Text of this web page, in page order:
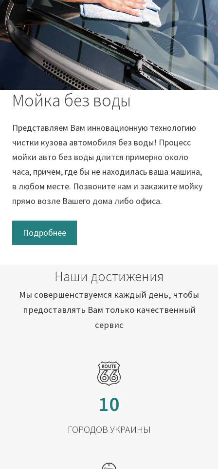
Мойка без воды
Представляем Вам инновационную технологию
чистки кузова автомобиля без воды! Процесс
мойки авто без воды длится примерно около
часа, причем, где бы не находилась ваша машина,
в любом месте. Позвоните нам и закажите мойку
прямо возле Вашего дома либо офиса.
Подробнее
Наши достижения
Мы совершенствуемся каждый день, чтобы
предоставлять Вам только качественный
сервис
10
ГОРОДОВ УКРАИНЫ